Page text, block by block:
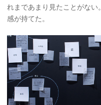
れまであまり見たことがな
感が持てた。